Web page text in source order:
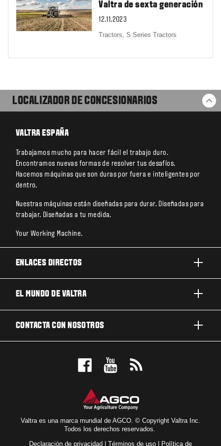
Valtra de sexta generación
12.11.2023
Tractors,S Series Tractors
LOCALIZADOR DE CONCESIONARIOS
VALTRA ESPAÑA
Trabajamos mucho para hacer fácil el trabajo duro.
Encontramos nuevas formas de resolver tus desafíos.
Hacemos máquinas que son duras por fuera e inteligentes por
dentro.
Nuestras máquinas están diseñadas para durar. Diseñadas para
trabajar. Diseñadas a tu medida.
Your Working Machine.
ENLACES DIRECTOS
TECNOLOGÍA
EL MUNDO DE VALTRA
CONTACTA CON NOSOTROS
RESERVE UNA PRUEBA DE MANEJO
LOCALIZADOR DE CONCESIONARIOS
Valtra es una marca mundial de AGCO. © Copyright Valtra Inc.
Todos los derechos reservados.
Declaración de privacidad | Términos de uso | Política de